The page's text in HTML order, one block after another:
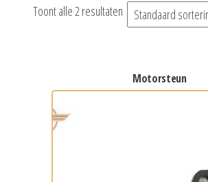
Toont alle 2 resultaten
motorsteun